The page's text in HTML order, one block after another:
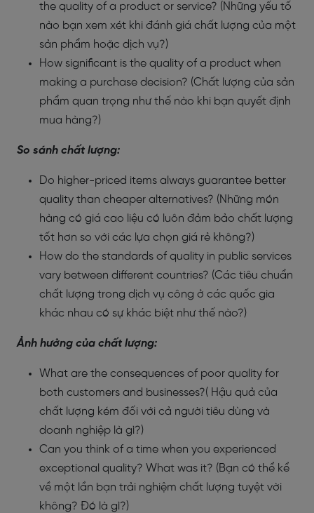
the quality of a product or service? (Những yếu tố
nào bạn xem xét khi đánh giá chất lượng của một
sản phẩm hoặc dịch vụ?)
How significant is the quality of a product when
making a purchase decision? (Chất lượng của sản
phẩm quan trọng như thế nào khi bạn quyết định
mua hàng?)
So sánh chất lượng:
Do higher-priced items always guarantee better
quality than cheaper alternatives? (Những món
hàng có giá cao liệu có luôn đảm bảo chất lượng
tốt hơn so với các lựa chọn giá rẻ không?)
How do the standards of quality in public services
vary between different countries? (Các tiêu chuẩn
chất lượng trong dịch vụ công ở các quốc gia
khác nhau có sự khác biệt như thế nào?)
Ảnh hưởng của chất lượng:
What are the consequences of poor quality for
both customers and businesses?( Hậu quả của
chất lượng kém đối với cả người tiêu dùng và
doanh nghiệp là gì?)
Can you think of a time when you experienced
exceptional quality? What was it? (Bạn có thể kể
về một lần bạn trải nghiệm chất lượng tuyệt vời
không? Đó là gì?)